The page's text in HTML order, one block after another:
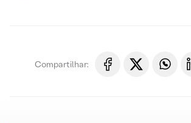
Compartilhar: